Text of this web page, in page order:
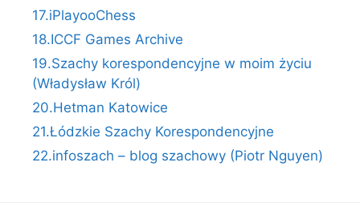
17.iPlayooChess
18.ICCF Games Archive
19.Szachy korespondencyjne w moim życiu
(Władysław Król)
20.Hetman Katowice
21.Łódzkie Szachy Korespondencyjne
22.infoszach – blog szachowy (Piotr Nguyen)